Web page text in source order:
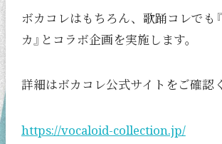
ボカコレはもちろん、歌踊コレでも
カ』とコラボ企画を実施します。
詳細はボカコレ公式サイトをご確認
https://vocaloid-collection.jp/